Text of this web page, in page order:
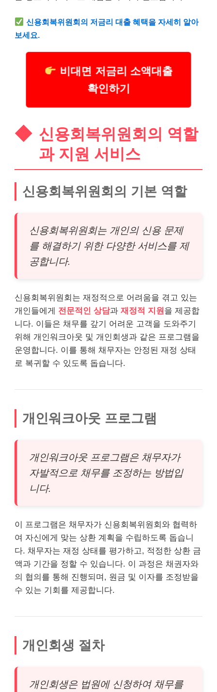
신용회복위원회의 저금리 대출 혜택을 자세히 알아
보세요.
비대면 저금리 소액대출
확인하기
신용회복위원회의 역할
과 지원 서비스
신용회복위원회의 기본 역할
신용회복위원회는 개인의 신용 문제
를 해결하기 위한 다양한 서비스를 제
공합니다.
신용회복위원회는 재정적으로 어려움을 겪고 있는
개인들에게 전문적인 상담과 재정적 지원 을 제공합
니다. 이들은 채무를 갚기 어려운 고객을 도와주기
위해 개인워크아웃 및 개인회생과 같은 프로그램을
운영합니다. 이를 통해 채무자는 안정된 재정 상태
로 복귀할 수 있도록 돕습니다.
개인워크아웃 프로그램
개인워크아웃 프로그램은 채무자가
자발적으로 채무를 조정하는 방법입
니다.
이 프로그램은 채무자가 신용회복위원회와 협력하
여 자신에게 맞는 상환 계획을 수립하도록 돕습니
다. 채무자는 재정 상태를 평가하고, 적정한 상환 금
액과 기간을 정할 수 있습니다. 이 과정은 채권자와
의 협의를 통해 진행되며, 원금 및 이자를 조정받을
수 있는 기회를 제공합니다.
개인회생 절차
개인회생은 법원에 신청하여 채무를